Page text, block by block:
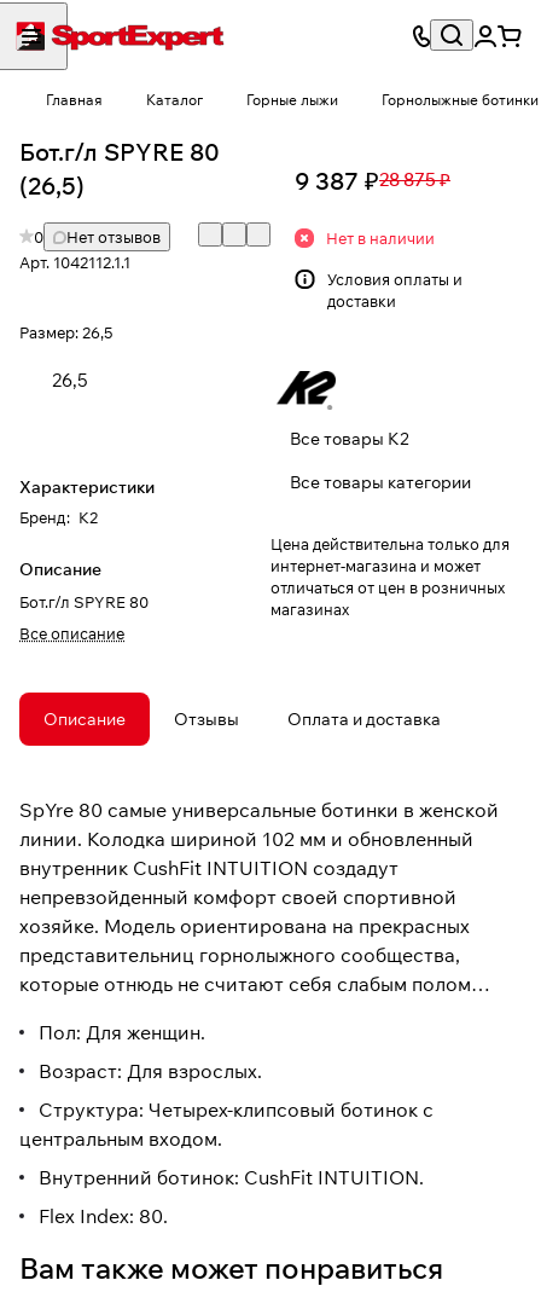
Главная Каталог Горные лыжи Горнолыжные ботинки
Бот.г/л SPYRE 80
(26,5)
0
Нет отзывов
Арт. 1042112.1.1
Размер:26,5
26,5
Характеристики
Бренд: K2
Описание
Бот.г/л SPYRE 80
Все описание
9 387 ₽28 875 ₽
Нет в наличии
Условия оплаты и
доставки
Все товары K2
Все товары категории
Цена действительна только для
интернет-магазина и может
отличаться от цен в розничных
магазинах
Описание Отзывы Оплата и доставка
SpYre 80 самые универсальные ботинки в женской
линии. Колодка шириной 102 мм и обновленный
внутренник CushFit INTUITION создадут
непревзойденный комфорт своей спортивной
хозяйке. Модель ориентирована на прекрасных
представительниц горнолыжного сообщества,
которые отнюдь не считают себя слабым полом…
Пол: Для женщин.
Возраст: Для взрослых.
Структура: Четырех-клипсовый ботинок с
центральным входом.
Внутренний ботинок: CushFit INTUITION.
Flex Index: 80.
Вам также может понравиться